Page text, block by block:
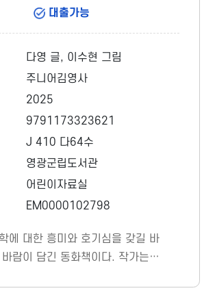
대출가능
다영 글, 이수현 그림
주니어김영사
2025
9791173323621
J 410 다64수
영광군립도서관
어린이자료실
EM0000102798
에 대한 흥미와 호기심을 갖길 바
람이 담긴 동화책이다. 작가는